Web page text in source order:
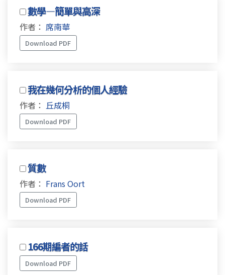
數學—簡單與高深
作者： 席南華
Download PDF
我在幾何分析的個人經驗
作者： 丘成桐
Download PDF
質數
作者： Frans Oort
Download PDF
166期編者的話
Download PDF